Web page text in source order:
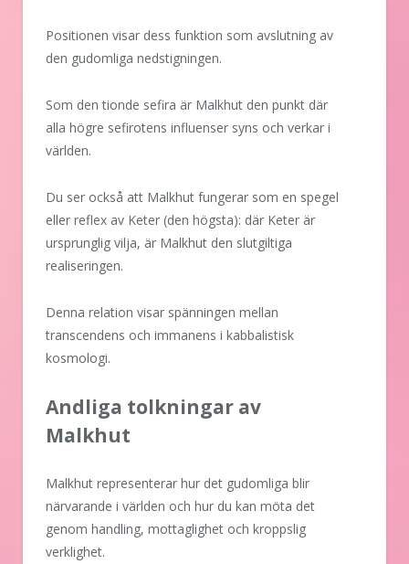
Positionen visar dess funktion som avslutning av
den gudomliga nedstigningen.
Som den tionde sefira är Malkhut den punkt där
alla högre sefirotens influenser syns och verkar i
världen.
Du ser också att Malkhut fungerar som en spegel
eller reflex av Keter (den högsta): där Keter är
ursprunglig vilja, är Malkhut den slutgiltiga
realiseringen.
Denna relation visar spänningen mellan
transcendens och immanens i kabbalistisk
kosmologi.
Andliga tolkningar av
Malkhut
Malkhut representerar hur det gudomliga blir
närvarande i världen och hur du kan möta det
genom handling, mottaglighet och kroppslig
verklighet.